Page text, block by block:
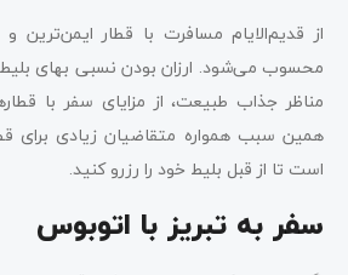
از قدیم‌الایام مسافرت با قطار
محسوب می‌شود. ارزان بودن نسبی بهای بلیط
مناظر جذاب طبیعت، از مزایای سفر با
همین سبب همواره متقاضیان زیادی برای
است تا از قبل بلیط خود را رزرو کنید.
سفر به تبریز با اتوبوس